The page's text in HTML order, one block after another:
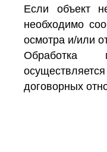
Если объект
необходимо
осмотра и/или
Обработка
договорных